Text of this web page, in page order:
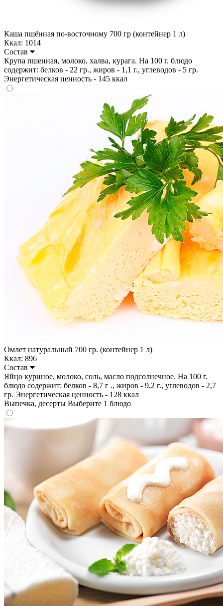
Каша пшённая по-восточному 700 гр (контейнер 1 л)
Ккал: 1014
Состав
Крупа пшенная, молоко, халва, курага. На 100 г. блюдо
содержит: белков - 22 гр., жиров - 1,1 г., углеводов - 5 гр.
Энергетическая ценность - 145 ккал
Омлет натуральный 700 гр. (контейнер 1 л)
Ккал: 896
Состав
Яйцо куриное, молоко, соль, масло подсолнечное. На 100 г.
блюдо содержит: белков - 8,7 г ., жиров - 9,2 г., углеводов - 2,7
гр. Энергетическая ценность - 128 ккал
Выпечка, десерты Выберите 1 блюдо